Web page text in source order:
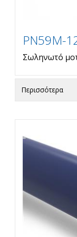
PN59M-
Σωληνωτό
Περισσότερα